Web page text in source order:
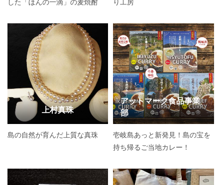
した「ほんの一滴」の麦焼酎
り工房
上村真珠
島の自然が育んだ上質な真珠
アットマーク食品事業
部
壱岐島あっと新発見！島の宝を
持ち帰るご当地カレー！